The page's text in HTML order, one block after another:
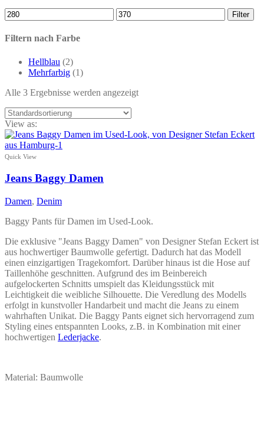
Min.
Preis
Max.
Preis
Filter
Filtern nach Farbe
Hellblau (2)
Mehrfarbig (1)
Alle 3 Ergebnisse werden angezeigt
View as:
Quick View
Jeans Baggy Damen
Damen, Denim
Baggy Pants für Damen im Used-Look.
Die exklusive "Jeans Baggy Damen" von Designer Stefan Eckert ist
aus hochwertiger Baumwolle gefertigt. Dadurch hat das Modell
einen einzigartigen Tragekomfort. Darüber hinaus ist die Hose auf
Taillenhöhe geschnitten. Aufgrund des im Beinbereich
aufgelockerten Schnitts umspielt das Kleidungsstück mit
Leichtigkeit die weibliche Silhouette. Die Veredlung des Modells
erfolgt in kunstvoller Handarbeit und macht die Jeans zu einem
wahrhaften Unikat. Die Baggy Pants eignet sich hervorragend zum
Styling eines entspannten Looks, z.B. in Kombination mit einer
hochwertigen Lederjacke.
Material: Baumwolle